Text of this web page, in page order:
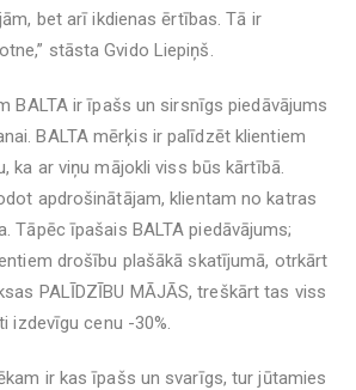
bet arī ikdienas ērtības. Tā ir
stāsta Gvido Liepiņš.
BALTA ir īpašs un sirsnīgs piedāvājums
BALTA mērķis ir palīdzēt klientiem
ka ar viņu mājokli viss būs kārtībā.
apdrošinātājam, klientam no katras
Tāpēc īpašais BALTA piedāvājums;
drošību plašākā skatījumā, otrkārt
PALĪDZĪBU MĀJĀS, treškārt tas viss
izdevīgu cenu -30%.
ir kas īpašs un svarīgs, tur jūtamies